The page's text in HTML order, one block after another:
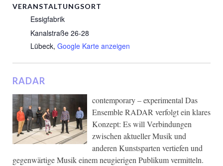
VERANSTALTUNGSORT
Essigfabrik
Kanalstraße 26-28
Lübeck, Google Karte anzeigen
RADAR
contemporary – experimental Das
Ensemble RADAR verfolgt ein klares
Konzept: Es will Verbindungen
zwischen aktueller Musik und
anderen Kunstsparten vertiefen und
gegenwärtige Musik einem neugierigen Publikum vermitteln.